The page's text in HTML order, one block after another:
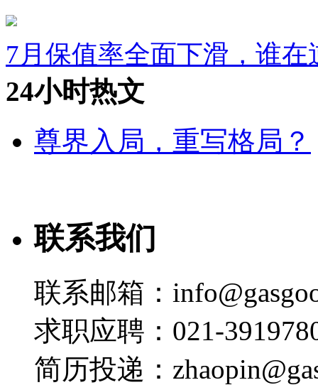
7月保值率全面下滑，谁在
24小时热文
尊界入局，重写格局？
联系我们
联系邮箱：
求职应聘：021-
简历投递：